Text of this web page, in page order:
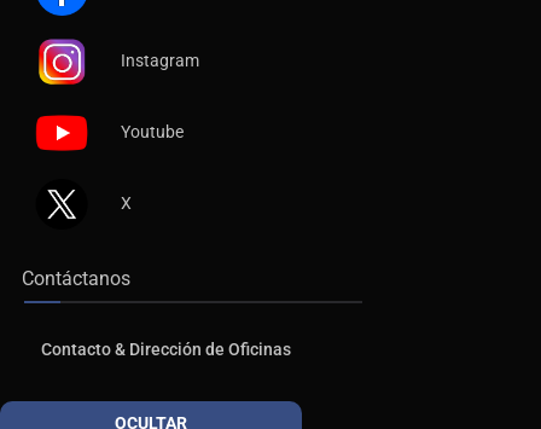
Instagram
Youtube
X
Contáctanos
Contacto & Dirección de Oficinas
PublicidadOCULTAR